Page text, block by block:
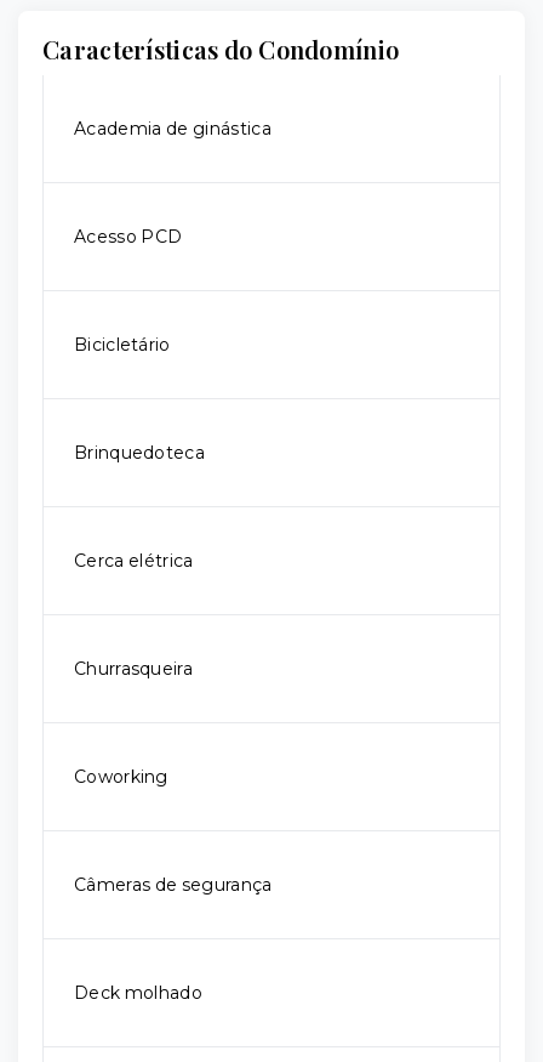
Características do Condomínio
Academia de ginástica
Acesso PCD
Bicicletário
Brinquedoteca
Cerca elétrica
Churrasqueira
Coworking
Câmeras de segurança
Deck molhado